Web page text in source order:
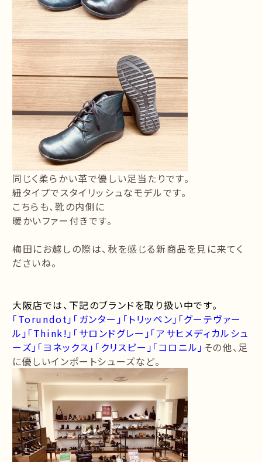
同じく柔らかい革で優しい足当たりです。
紐タイプでスタイリッシュなモデルです。
こちらも、靴の内側に
暖かいファー付きです。
梅田にお越しの際は、秋を感じる新商品を見に来てく
ださいね。
大阪店では、下記のブランドを取り扱い中です。
「Torundot」「ガンター」「トリッペン」「グーテヴァー
ル」「Think!」「サロンドグレー」「アサヒメディカルシュ
ーズ」「ヨネックス」「クリスピー」「コロニル」 その他、足
に優しいインポートシューズなど。